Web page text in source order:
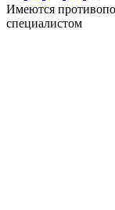
Имеются
специалистом